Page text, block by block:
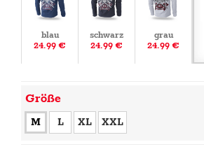
blau
24.99 €
schwarz
24.99 €
grau
24.99 €
Größe
M L XL XXL